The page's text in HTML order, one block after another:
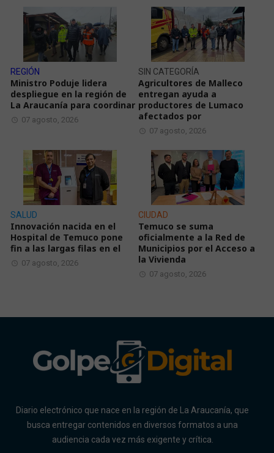
REGIÓN
Ministro Poduje lidera
despliegue en la región de
La Araucanía para coordinar
07 agosto, 2026
SIN CATEGORÍA
Agricultores de Malleco
entregan ayuda a
productores de Lumaco
afectados por
07 agosto, 2026
SALUD
Innovación nacida en el
Hospital de Temuco pone
fin a las largas filas en el
07 agosto, 2026
CIUDAD
Temuco se suma
oficialmente a la Red de
Municipios por el Acceso a
la Vivienda
07 agosto, 2026
Diario electrónico que nace en la región de La Araucanía, que
busca entregar contenidos en diversos formatos a una
audiencia cada vez más exigente y crítica.